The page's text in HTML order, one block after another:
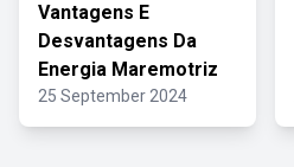
Vantagens E
Desvantagens Da
Energia Maremotriz
25 September 2024